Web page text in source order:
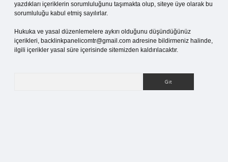
yazdıkları içeriklerin sorumluluğunu taşımakta olup, siteye üye olarak bu
sorumluluğu kabul etmiş sayılırlar.
Hukuka ve yasal düzenlemelere aykırı olduğunu düşündüğünüz
içerikleri, backlinkpanelicomtr@gmail.com adresine bildirmeniz halinde,
ilgili içerikler yasal süre içerisinde sitemizden kaldırılacaktır.